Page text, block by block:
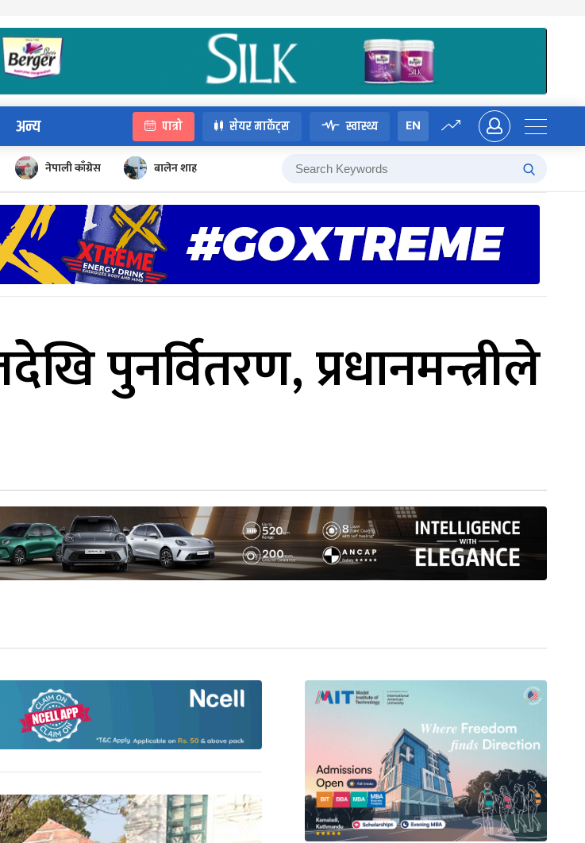
अन्य पात्रो सेयर मार्केट्स स्वास्थ्य EN
नेपाली काँग्रेस बालेन शाह
पुनर्वितरण, प्रधानमन्त्रीले